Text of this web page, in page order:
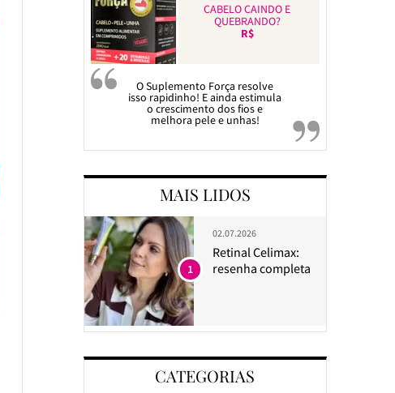
CABELO CAINDO E
QUEBRANDO?
R$
O Suplemento Força resolve
isso rapidinho! E ainda estimula
o crescimento dos fios e
melhora pele e unhas!
MAIS LIDOS
02.07.2026
Retinal Celimax:
resenha completa
1
CATEGORIAS